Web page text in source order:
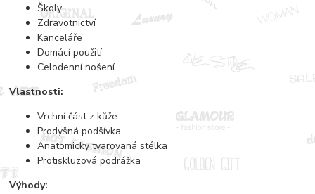
Školy
Zdravotnictví
Kanceláře
Domácí použití
Celodenní nošení
Vlastnosti:
Vrchní část z kůže
Prodyšná podšívka
Anatomicky tvarovaná stélka
Protiskluzová podrážka
Výhody: